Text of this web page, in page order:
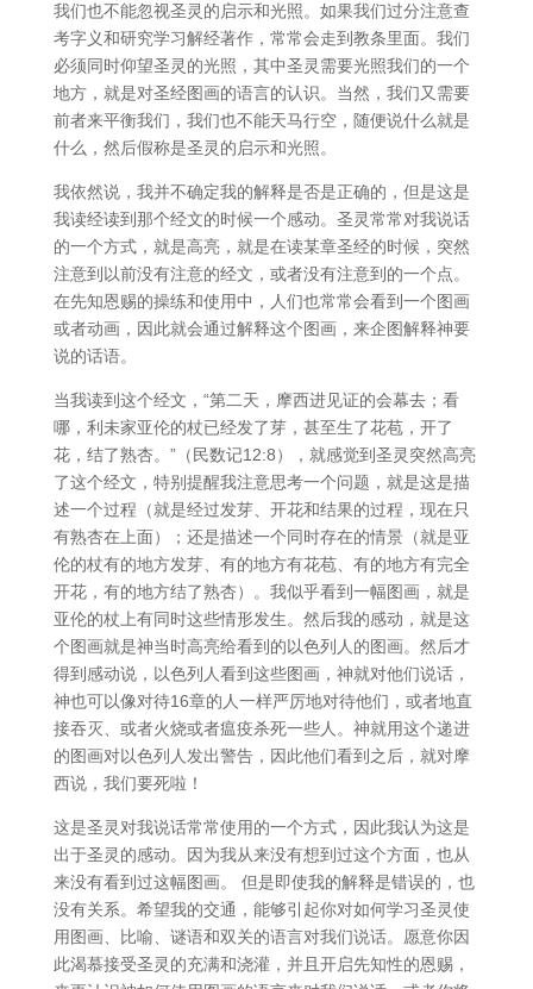
我们也不能忽视圣灵的启示和光照。如果我们过分注意查
考字义和研究学习解经著作，常常会走到教条里面。我们
必须同时仰望圣灵的光照，其中圣灵需要光照我们的一个
地方，就是对圣经图画的语言的认识。当然，我们又需要
前者来平衡我们，我们也不能天马行空，随便说什么就是
什么，然后假称是圣灵的启示和光照。
我依然说，我并不确定我的解释是否是正确的，但是这是
我读经读到那个经文的时候一个感动。圣灵常常对我说话
的一个方式，就是高亮，就是在读某章圣经的时候，突然
注意到以前没有注意的经文，或者没有注意到的一个点。
在先知恩赐的操练和使用中，人们也常常会看到一个图画
或者动画，因此就会通过解释这个图画，来企图解释神要
说的话语。
当我读到这个经文，“第二天，摩西进见证的会幕去；看
哪，利未家亚伦的杖已经发了芽，甚至生了花苞，开了
花，结了熟杏。”（民数记12:8），就感觉到圣灵突然高亮
了这个经文，特别提醒我注意思考一个问题，就是这是描
述一个过程（就是经过发芽、开花和结果的过程，现在只
有熟杏在上面）；还是描述一个同时存在的情景（就是亚
伦的杖有的地方发芽、有的地方有花苞、有的地方有完全
开花，有的地方结了熟杏）。我似乎看到一幅图画，就是
亚伦的杖上有同时这些情形发生。然后我的感动，就是这
个图画就是神当时高亮给看到的以色列人的图画。然后才
得到感动说，以色列人看到这些图画，神就对他们说话，
神也可以像对待16章的人一样严厉地对待他们，或者地直
接吞灭、或者火烧或者瘟疫杀死一些人。神就用这个递进
的图画对以色列人发出警告，因此他们看到之后，就对摩
西说，我们要死啦！
这是圣灵对我说话常常使用的一个方式，因此我认为这是
出于圣灵的感动。因为我从来没有想到过这个方面，也从
来没有看到过这幅图画。 但是即使我的解释是错误的，也
没有关系。希望我的交通，能够引起你对如何学习圣灵使
用图画、比喻、谜语和双关的语言对我们说话。愿意你因
此渴慕接受圣灵的充满和浇灌，并且开启先知性的恩赐，